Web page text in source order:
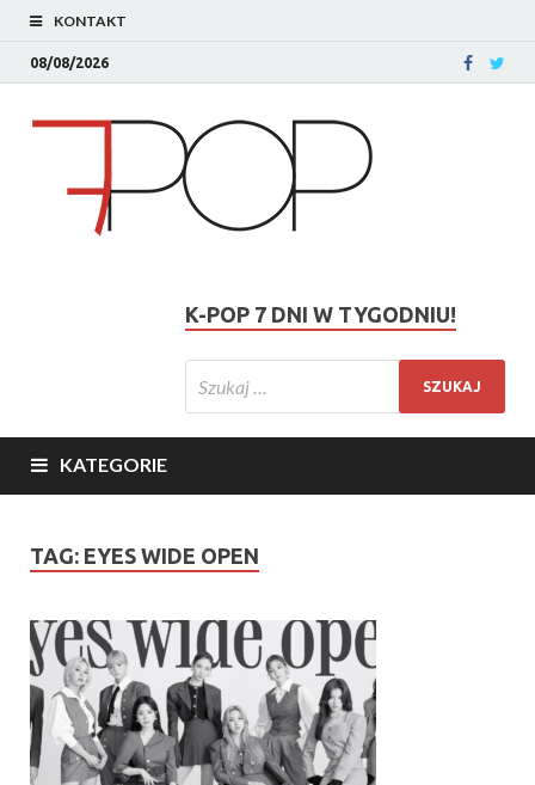
KONTAKT
08/08/2026
K-POP 7 DNI W TYGODNIU!
KATEGORIE
TAG: EYES WIDE OPEN